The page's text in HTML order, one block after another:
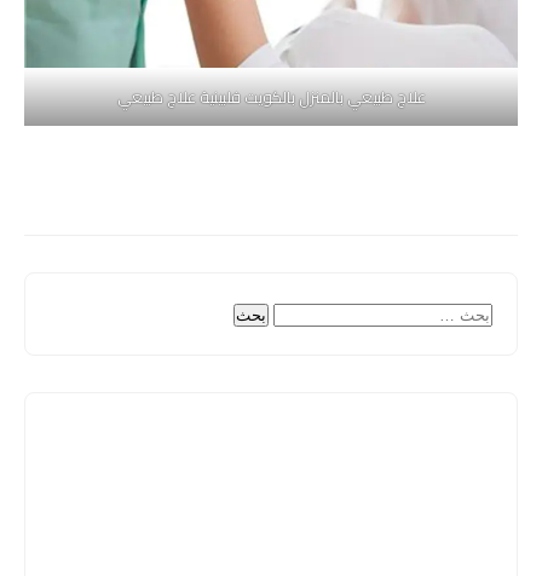
علاج طبيعي بالمنزل بالكويت فلبينية علاج طبيعي
البحث